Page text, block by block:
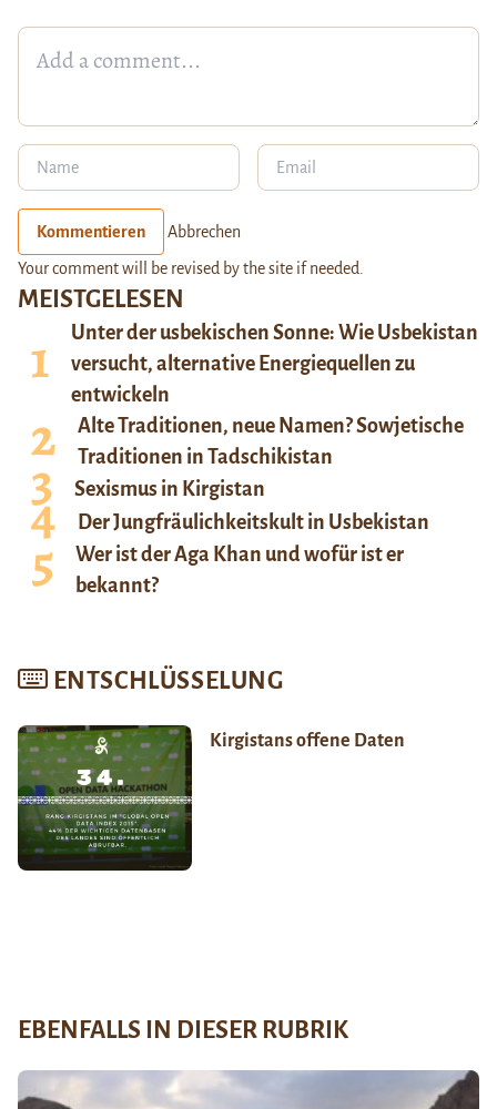
MEISTGELESEN
Unter der usbekischen Sonne: Wie Usbekistan
versucht, alternative Energiequellen zu
entwickeln
Alte Traditionen, neue Namen? Sowjetische
Traditionen in Tadschikistan
Sexismus in Kirgistan
Der Jungfräulichkeitskult in Usbekistan
Wer ist der Aga Khan und wofür ist er
bekannt?
ENTSCHLÜSSELUNG
Kirgistans offene Daten
Kommentieren Abbrechen
Your comment will be revised by the site if needed.
EBENFALLS IN DIESER RUBRIK